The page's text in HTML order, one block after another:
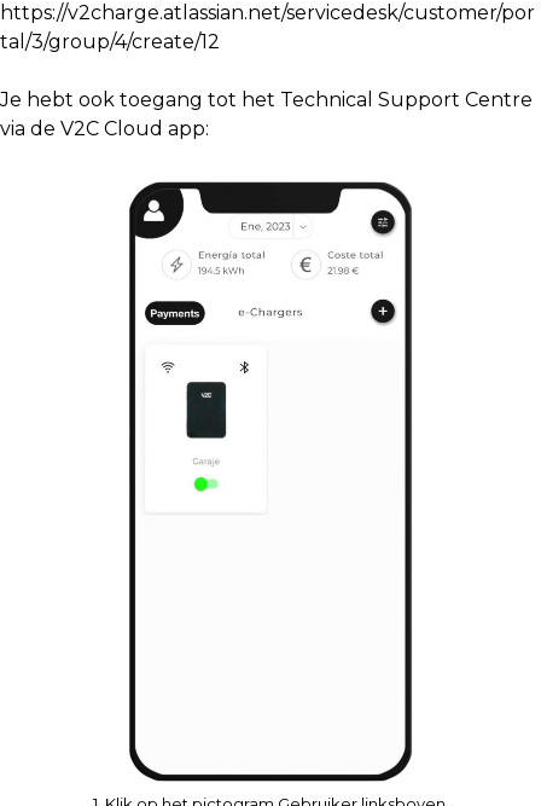
https://v2charge.atlassian.net/servicedesk/customer/por
tal/3/group/4/create/12
Je hebt ook toegang tot het Technical Support Centre
via de V2C Cloud app: